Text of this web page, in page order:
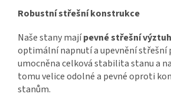
Robustní střešní konstrukce
Naše stany majípevné střešní
optimální napnutí a upevnění střešní
umocněna celková stabilita stanu a
tomu velice odolné a pevné oproti
stanům.